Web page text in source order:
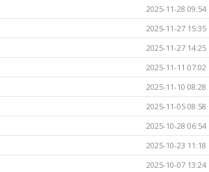
2025-11-28 09:54
2025-11-27 15:35
2025-11-27 14:25
2025-11-11 07:02
2025-11-10 08:28
2025-11-05 08:58
2025-10-28 06:54
2025-10-23 11:18
2025-10-07 13:24